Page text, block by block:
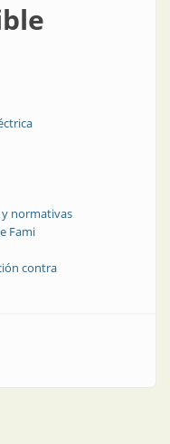
normativas
Fami
contra